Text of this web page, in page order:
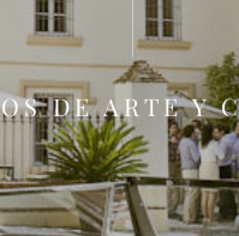
DE ARTE Y